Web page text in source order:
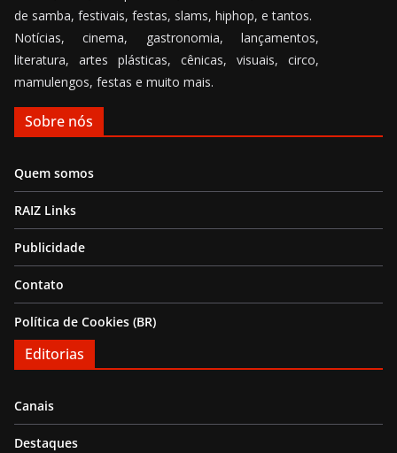
de samba, festivais, festas, slams, hiphop, e tantos.
Notícias, cinema, gastronomia, lançamentos,
literatura, artes plásticas, cênicas, visuais, circo,
mamulengos, festas e muito mais.
Sobre nós
Quem somos
RAIZ Links
Publicidade
Contato
Política de Cookies (BR)
Editorias
Canais
Destaques